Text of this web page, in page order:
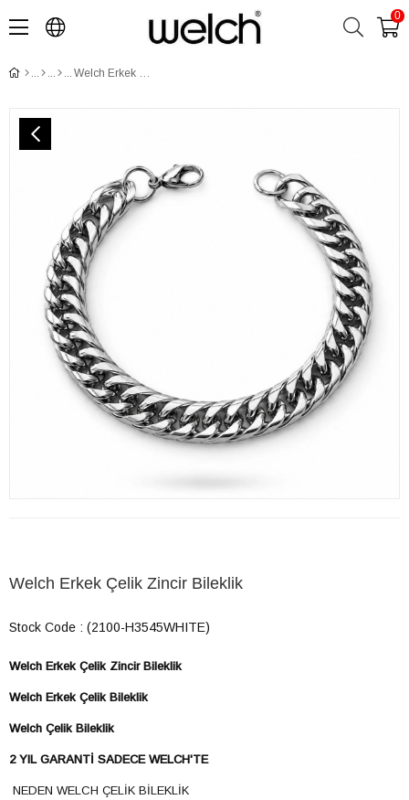
0
Welch Erkek Çelik Zincir Bileklik
Welch Erkek Çelik Zincir Bileklik
Stock Code (2100-H3545WHITE)
Welch Erkek Çelik Zincir Bileklik
​​Welch Erkek Çelik Bileklik
​​Welch Çelik Bileklik
2 YIL GARANTİ SADECE WELCH'TE
NEDEN WELCH ÇELİK BİLEKLİK